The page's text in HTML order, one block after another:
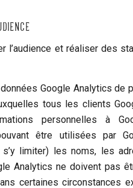
l’audience et réaliser des
Google Analytics de
tous les clients
personnelles à
être utilisées par
limiter) les noms, les
Analytics ne doivent pas
certaines circonstances